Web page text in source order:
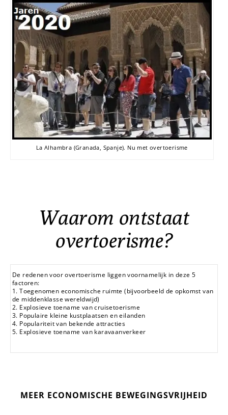
La Alhambra (Granada, Spanje). Nu met overtoerisme
Waarom ontstaat
overtoerisme?
De redenen voor overtoerisme liggen voornamelijk in deze 5
factoren:
1. Toegenomen economische ruimte (bijvoorbeeld de opkomst van
de middenklasse wereldwijd)
2. Explosieve toename van cruisetoerisme
3. Populaire kleine kustplaatsen en eilanden
4. Populariteit van bekende attracties
5. Explosieve toename van karavaanverkeer
MEER ECONOMISCHE BEWEGINGSVRIJHEID